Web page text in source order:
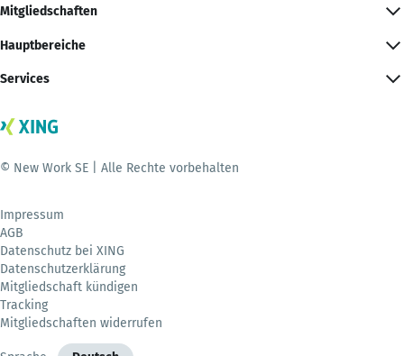
Mitgliedschaften
Hauptbereiche
Services
© New Work SE | Alle Rechte vorbehalten
Impressum
AGB
Datenschutz bei XING
Datenschutzerklärung
Mitgliedschaft kündigen
Tracking
Mitgliedschaften widerrufen